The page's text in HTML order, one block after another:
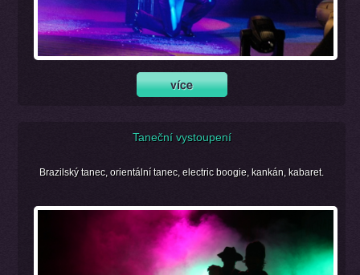
Taneční vystoupení
Brazilský tanec, orientální tanec, electric boogie, kankán, kabaret.